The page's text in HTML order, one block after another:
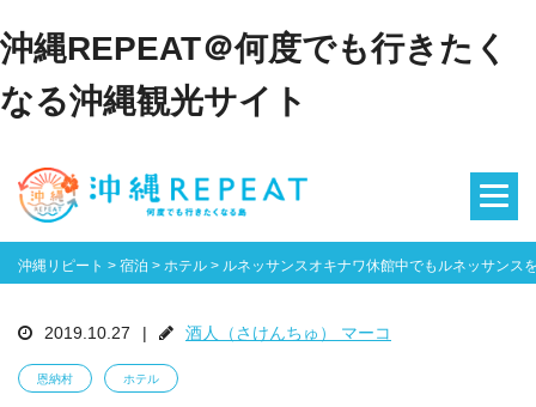
沖縄REPEAT＠何度でも行きたく
なる沖縄観光サイト
沖縄リピート > 宿泊 > ホテル > ルネッサンスオキナワ休館中でもルネッサンス
2019.10.27 | 酒人（さけんちゅ） マーコ
恩納村 ホテル